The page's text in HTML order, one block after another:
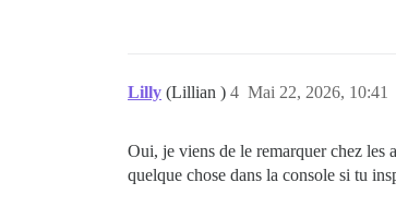
Lilly (Lillian ) Mai 22, 2026, 10:41
4
Oui, je viens de le remarquer chez les
quelque chose dans la console si tu